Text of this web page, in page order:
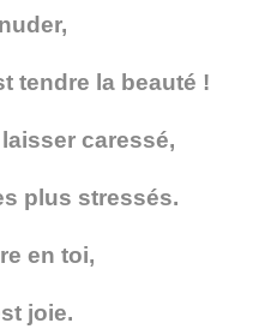
tendre la beauté !
caressé,
plus stressés.
en toi,
joie.